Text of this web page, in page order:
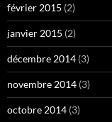
février 2015 (2)
janvier 2015 (2)
décembre 2014 (3)
novembre 2014 (3)
octobre 2014 (3)